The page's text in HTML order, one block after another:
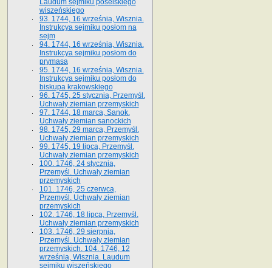
Laudum sejmiku poselskiego
wiszeńskiego
93. 1744, 16 września, Wisznia.
Instrukcya sejmiku posłom na
sejm
94. 1744, 16 września, Wisznia.
Instrukcya sejmiku posłom do
prymasa
95. 1744, 16 września, Wisznia.
Instrukcya sejmiku posłom do
biskupa krakowskiego
96. 1745, 25 stycznia, Przemyśl.
Uchwały ziemian przemyskich
97. 1744, 18 marca, Sanok.
Uchwały ziemian sanockich
98. 1745, 29 marca, Przemyśl.
Uchwały ziemian przemyskich
99. 1745, 19 lipca, Przemyśl.
Uchwały ziemian przemyskich
100. 1746, 24 stycznia,
Przemyśl. Uchwały ziemian
przemyskich
101. 1746, 25 czerwca,
Przemyśl. Uchwały ziemian
przemyskich
102. 1746, 18 lipca, Przemyśl.
Uchwały ziemian przemyskich
103. 1746, 29 sierpnia,
Przemyśl. Uchwały ziemian
przemyskich. 104. 1746, 12
września, Wisznia. Laudum
sejmiku wiszeńskiego